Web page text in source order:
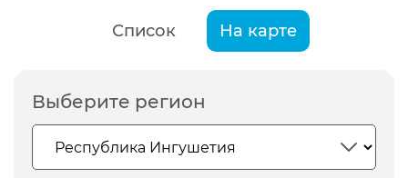
Список На карте
Выберите регион